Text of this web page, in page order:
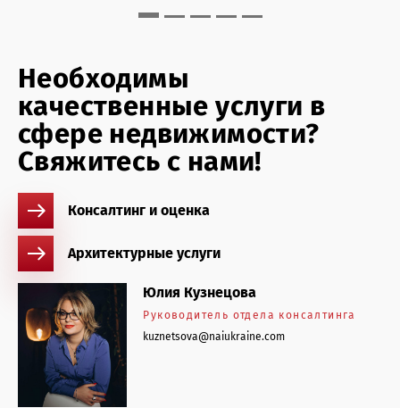
Необходимы
качественные услуги в
сфере недвижимости?
Свяжитесь с нами!
Консалтинг и оценка
Архитектурные услуги
Юлия Кузнецова
Руководитель отдела консалтинга
kuznetsova@naiukraine.com